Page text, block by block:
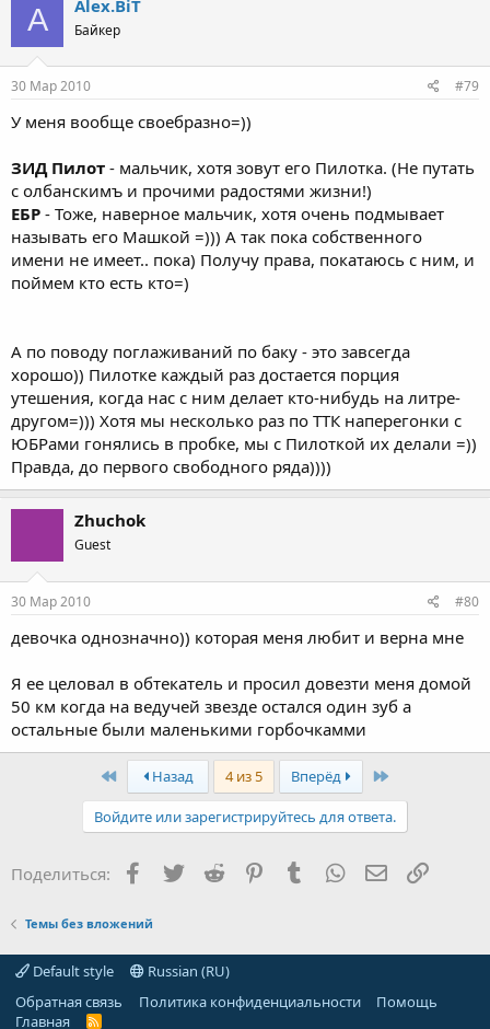
A Alex.BiT
Байкер
30 Мар 2010 #79
У меня вообще своебразно=))
ЗИД Пилот - мальчик, хотя зовут его Пилотка. (Не путать
с олбанскимъ и прочими радостями жизни!)
ЕБР - Тоже, наверное мальчик, хотя очень подмывает
называть его Машкой =))) А так пока собственного
имени не имеет.. пока) Получу права, покатаюсь с ним, и
поймем кто есть кто=)
А по поводу поглаживаний по баку - это завсегда
хорошо)) Пилотке каждый раз достается порция
утешения, когда нас с ним делает кто-нибудь на литре-
другом=))) Хотя мы несколько раз по ТТК наперегонки с
ЮБРами гонялись в пробке, мы с Пилоткой их делали =))
Правда, до первого свободного ряда))))
Zhuchok
Guest
30 Мар 2010 #80
девочка однозначно)) которая меня любит и верна мне
Я ее целовал в обтекатель и просил довезти меня домой
50 км когда на ведучей звезде остался один зуб а
остальные были маленькими горбочкамми
First Назад 4 из 5 Вперёд Last
Войдите или зарегистрируйтесь для ответа.
Поделиться: Facebook
TwitterReddit PinterestTumblr WhatsApp Ссылка
Темы без вложений
Default style
Russian (RU)
Обратная связь
Политика конфиденциальности
Помощь
Главная
R